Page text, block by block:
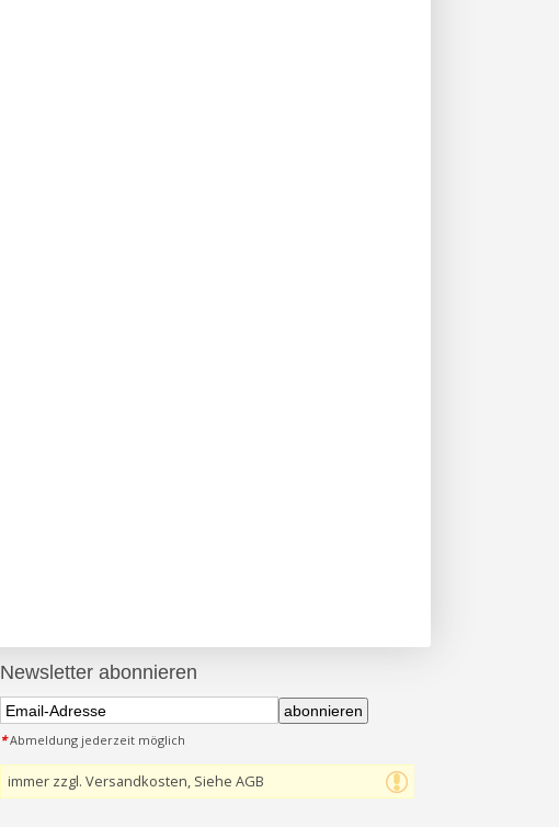
Newsletter abonnieren
abonnieren
*Abmeldung jederzeit möglich
immer zzgl. Versandkosten, Siehe AGB